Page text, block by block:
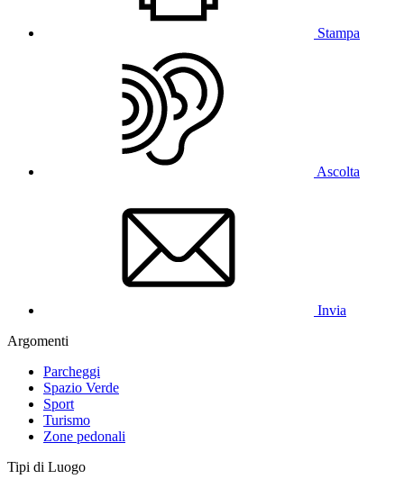
Stampa
Ascolta
Invia
Argomenti
Parcheggi
Spazio Verde
Sport
Turismo
Zone pedonali
Tipi di Luogo